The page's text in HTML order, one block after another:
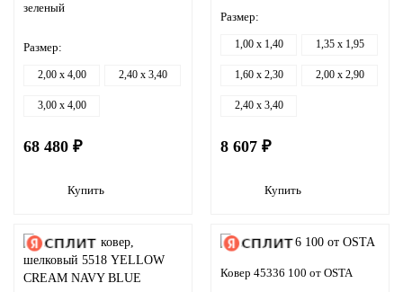
зеленый
Размер:
2,00 x 4,00 2,40 x 3,40
3,00 x 4,00
68 480 ₽
Купить
Размер:
1,00 x 1,40 1,35 x 1,95
1,60 x 2,30 2,00 x 2,90
2,40 x 3,40
8 607 ₽
Купить
Ковер 45336 100 от OSTA